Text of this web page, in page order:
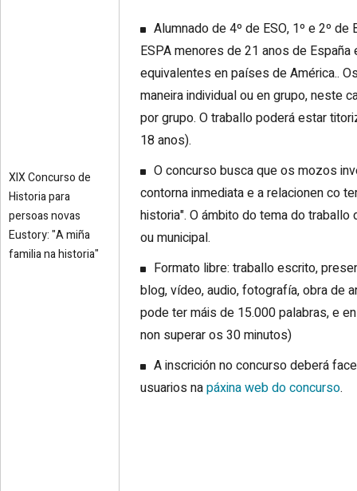
XIX Concurso de
Historia para
persoas novas
Eustory: "A miña
familia na historia"
Alumnado de 4º de ESO, 1º e 2º de
ESPA menores de 21 anos de
equivalentes en países de América..
maneira individual ou en grupo, neste
por grupo. O traballo poderá estar
18 anos).
O concurso busca que os mozos
contorna inmediata e a relacionen co
historia". O ámbito do tema do
ou municipal.
Formato libre: traballo escrito,
blog, vídeo, audio, fotografía, obra de
pode ter máis de 15.000 palabras, e
non superar os 30 minutos)
A inscrición no concurso deberá
usuarios napáxina web do concurso.